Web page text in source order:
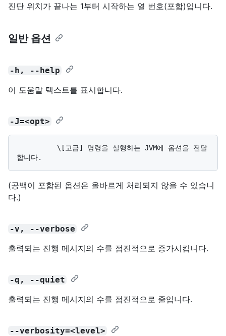
진단 위치가 끝나는 1부터 시작하는 열 번호(포함)입니다.
일반 옵션
-h, --help
이 도움말 텍스트를 표시합니다.
-J=<opt>
(공백이 포함된 옵션은 올바르게 처리되지 않을 수 있습니
다.)
-v, --verbose
출력되는 진행 메시지의 수를 점진적으로 증가시킵니다.
-q, --quiet
출력되는 진행 메시지의 수를 점진적으로 줄입니다.
--verbosity=<level>